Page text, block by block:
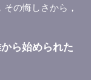
の悔しさから，
ら始められた